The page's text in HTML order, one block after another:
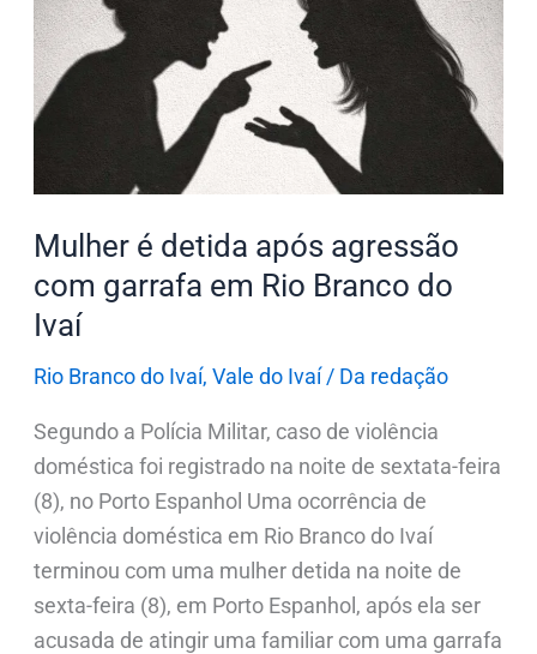
Mulher é detida após agressão
com garrafa em Rio Branco do
Ivaí
Rio Branco do Ivaí, Vale do Ivaí/ Da redação
Segundo a Polícia Militar, caso de violência
doméstica foi registrado na noite de sextata-feira
(8), no Porto Espanhol Uma ocorrência de
violência doméstica em Rio Branco do Ivaí
terminou com uma mulher detida na noite de
sexta-feira (8), em Porto Espanhol, após ela ser
acusada de atingir uma familiar com uma garrafa
detida
após
agressão
com
em
Branco
do
Ivaí